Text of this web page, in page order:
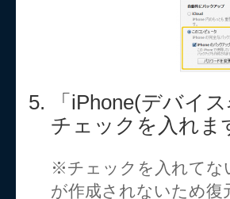
「iPhone(デバイ
チェックを入れま
※チェックを入れてな
が作成されないため